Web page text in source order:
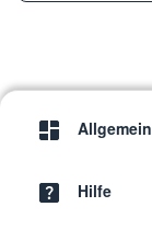
Allgemein
Hilfe